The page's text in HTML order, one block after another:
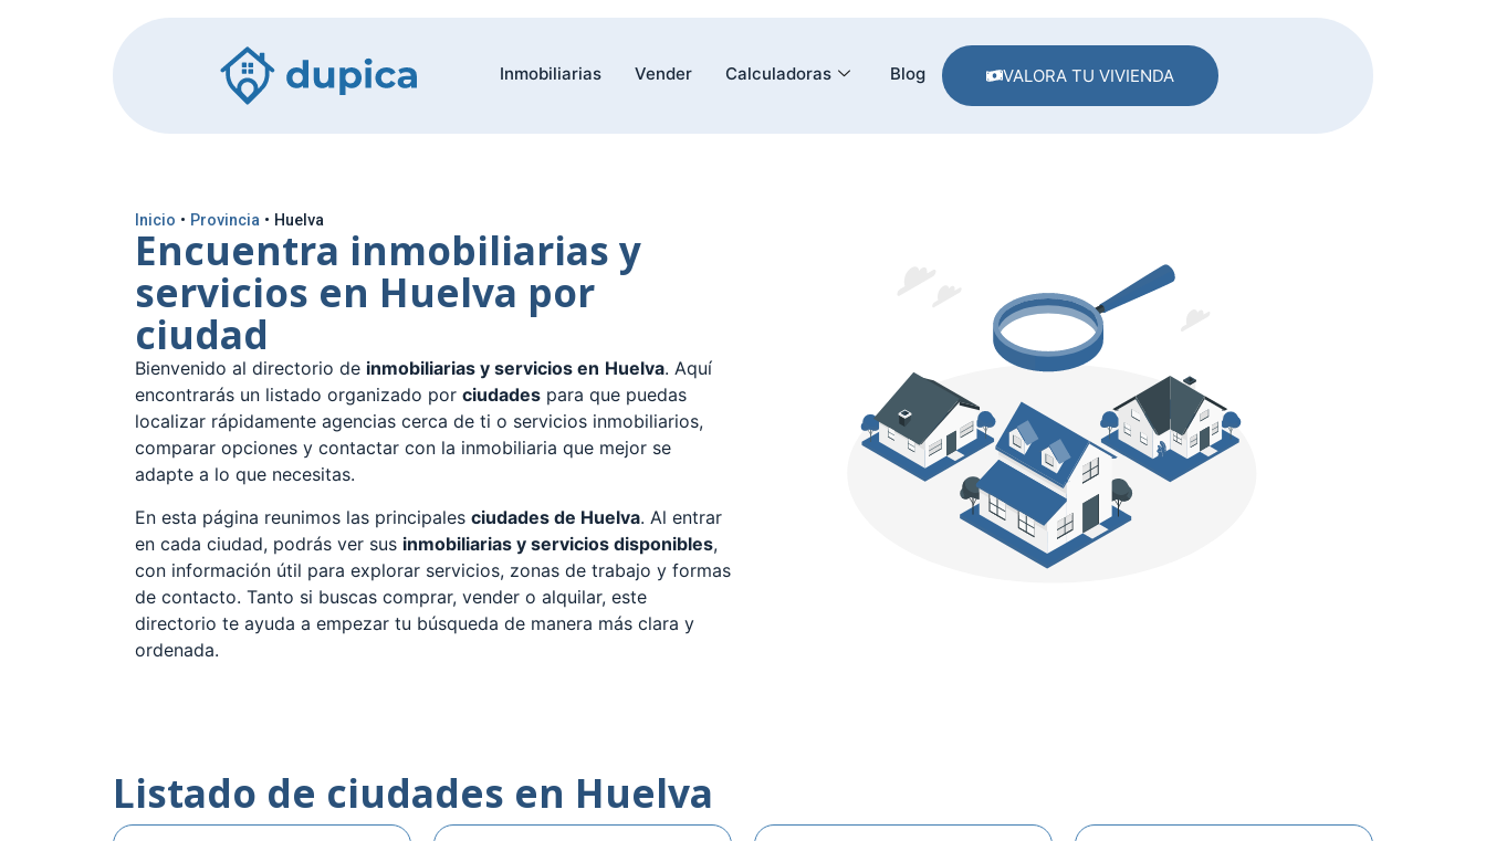
Inmobiliarias Vender Calculadoras Blog VALORA TU VIVIENDA
Inicio • Provincia • Huelva
Encuentra inmobiliarias y
servicios en Huelva por
ciudad
Bienvenido al directorio de inmobiliarias y servicios en Huelva. Aquí
encontrarás un listado organizado por ciudades para que puedas
localizar rápidamente agencias cerca de ti o servicios inmobiliarios,
comparar opciones y contactar con la inmobiliaria que mejor se
adapte a lo que necesitas.
En esta página reunimos las principales ciudades de Huelva. Al entrar
en cada ciudad, podrás ver sus inmobiliarias y servicios disponibles,
con información útil para explorar servicios, zonas de trabajo y formas
de contacto. Tanto si buscas comprar, vender o alquilar, este
directorio te ayuda a empezar tu búsqueda de manera más clara y
ordenada.
Listado de ciudades en Huelva